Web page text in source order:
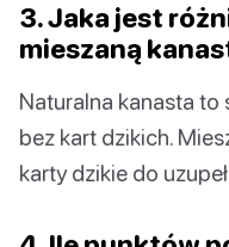
3. Jaka jest
mieszaną
Naturalna kanasta to
bez kart dzikich.
karty dzikie do